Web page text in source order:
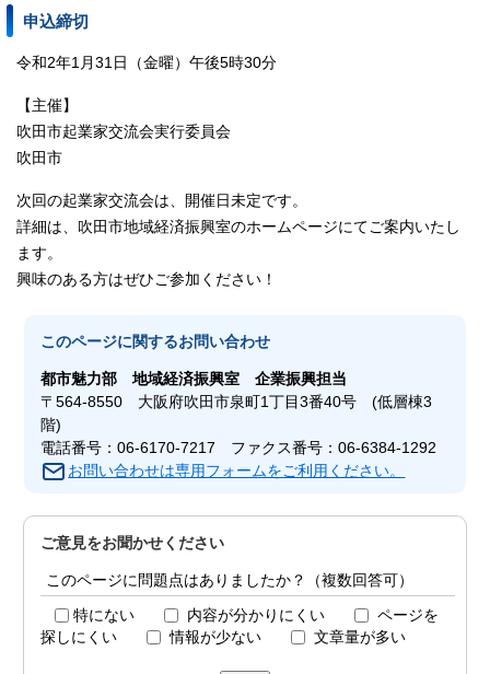
申込締切
令和2年1月31日（金曜）午後5時30分
【主催】
吹田市起業家交流会実行委員会
吹田市
次回の起業家交流会は、開催日未定です。
詳細は、吹田市地域経済振興室のホームページにてご案内いたし
ます。
興味のある方はぜひご参加ください！
このページに関するお問い合わせ
都市魅力部地域経済振興室 企業振興担当
〒564-8550 大阪府吹田市泉町1丁目3番40号 (低層棟3
階)
電話番号：06-6170-7217 ファクス番号：06-6384-1292
お問い合わせは専用フォームをご利用ください。
ご意見をお聞かせください
このページに問題点はありましたか？（複数回答可）
特にない 内容が分かりにくい
ページを
探しにくい
情報が少ない 文章量が多い